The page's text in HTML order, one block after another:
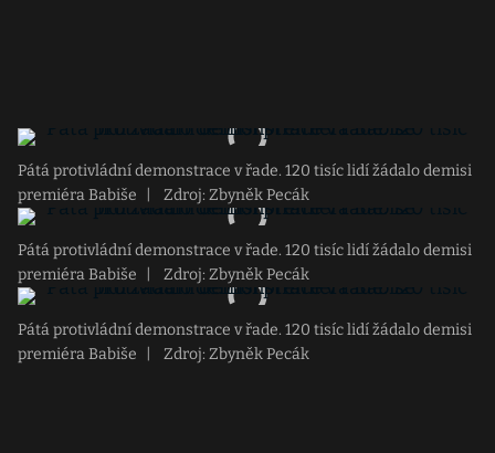
Pátá protivládní demonstrace v řade. 120 tisíc lidí žádalo demisi
premiéra Babiše
Zdroj: Zbyněk Pecák
Pátá protivládní demonstrace v řade. 120 tisíc lidí žádalo demisi
premiéra Babiše
Zdroj: Zbyněk Pecák
Pátá protivládní demonstrace v řade. 120 tisíc lidí žádalo demisi
premiéra Babiše
Zdroj: Zbyněk Pecák